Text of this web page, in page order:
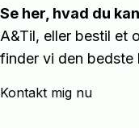
Se her, hvad du
A&Til, eller bestil et
finder vi den bedste
Kontakt mig nu